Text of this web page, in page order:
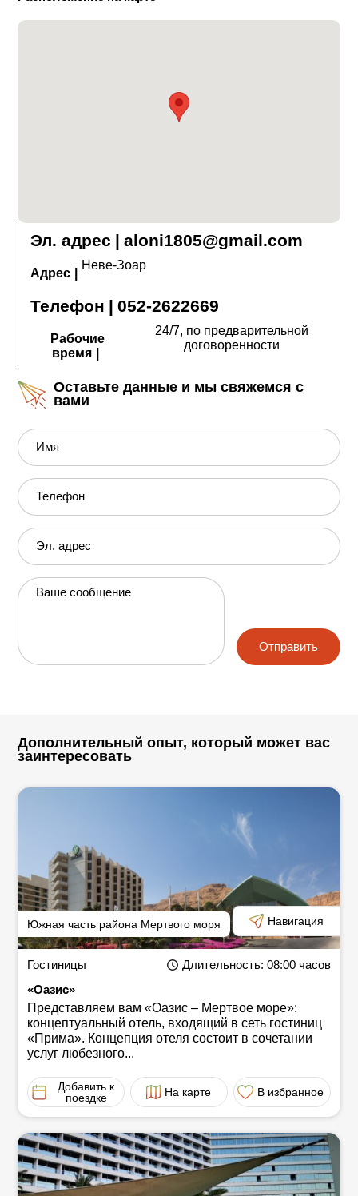
Эл. адрес | aloni1805@gmail.com
Адрес
Неве-Зоар
Телефон | 052-2622669
Рабочие
время
24/7, по предварительной
договоренности
Оставьте данные и мы свяжемся с
вами
Имя
Телефон
Эл. адрес
Ваше сообщение
Отправить
Дополнительный опыт, который может вас
заинтересовать
Южная часть района Мертвого моря Навигация
Гостиницы Длительность: 08:00 часов
«Оазис»
Представляем вам «Оазис ‒ Мертвое море»:
концептуальный отель, входящий в сеть гостиниц
«Прима». Концепция отеля состоит в сочетании
услуг любезного...
Добавить к
поездке
На карте В избранное